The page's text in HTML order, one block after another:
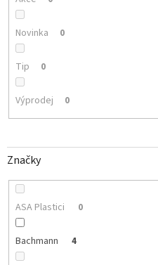
Novinka 0
Tip 0
Výprodej 0
Značky
ASA Plastici 0
Bachmann 4